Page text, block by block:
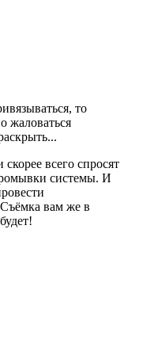
то
жаловаться
всего спросят
системы. И
вам же в